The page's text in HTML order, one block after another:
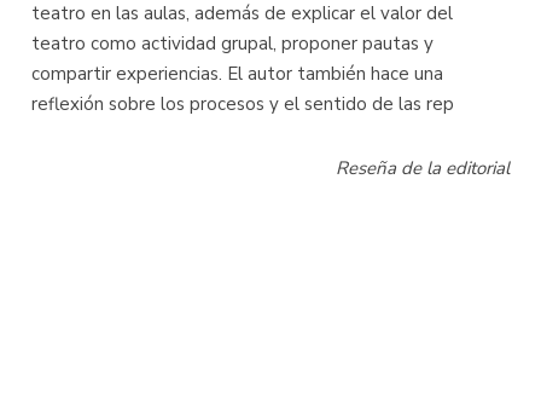
teatro en las aulas, además de explicar el valor del
teatro como actividad grupal, proponer pautas y
compartir experiencias. El autor también hace una
reflexión sobre los procesos y el sentido de las rep
Reseña de la editorial